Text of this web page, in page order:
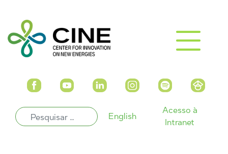
English
Acesso à
Intranet